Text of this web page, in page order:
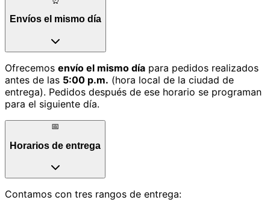
Envíos el mismo día
Ofrecemos envío el mismo día para pedidos realizados
antes de las 5:00 p.m. (hora local de la ciudad de
entrega). Pedidos después de ese horario se programan
para el siguiente día.
📅
Horarios de entrega
Contamos con tres rangos de entrega: